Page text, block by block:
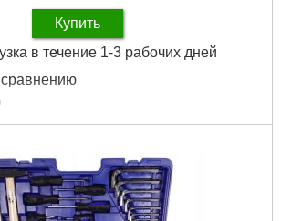
Купить
в течение 1-3 рабочих дней
сталь, пластик
квадрат, "(дюйм): 1/4", 1/2"
шт: 99
470x335x90 мм